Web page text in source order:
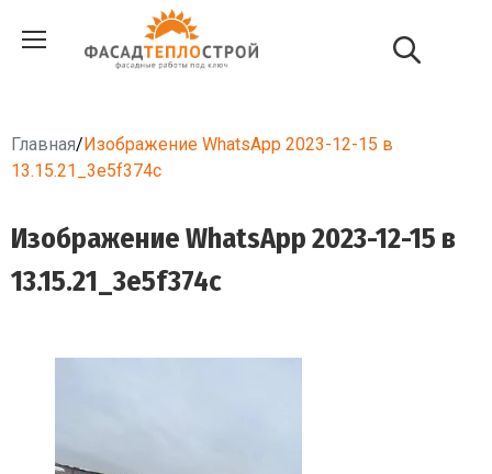
Главная/Изображение WhatsApp 2023-12-15 в
13.15.21_3e5f374c
Изображение WhatsApp 2023-12-15 в
13.15.21_3e5f374c